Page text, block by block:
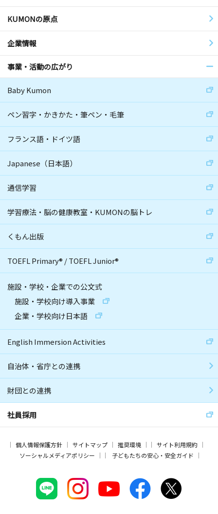
KUMONの原点
企業情報
事業・活動の広がり
Baby Kumon
ペン習字・かきかた・筆ペン・毛筆
フランス語・ドイツ語
Japanese（日本語）
通信学習
学習療法・脳の健康教室・KUMONの脳トレ
くもん出版
TOEFL Primary® /TOEFL Junior®
施設・学校・企業での公文式
施設・学校向け導入事業
企業・学校向け日本語
English Immersion Activities
自治体・省庁との連携
財団との連携
社員採用
個人情報保護方針 サイトマップ 推奨環境
サイト利用規約
ソーシャルメディアポリシー
子どもたちの安心・安全ガイド